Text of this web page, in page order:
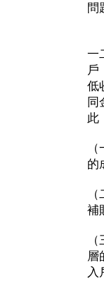
問
一
戶
低
同
此
的
補
層
入